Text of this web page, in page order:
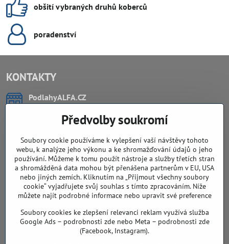
obšití vybraných druhů koberců
poradenství
KONTAKTY
PodlahyALFA​.CZ
Záříčí, ev.č. 54
768 11 Chropyně
DIČ: CZ8103114129
Sklad, vzorkovna PO TELEFONICKÉ DOMLUVĚ
Záříčí ev. č. 54
768 11 Chropyně
608 855 055
podlahyALFA​@seznam​.cz
Předvolby soukromí
Soubory cookie používáme k vylepšení vaší návštěvy tohoto
webu, k analýze jeho výkonu a ke shromažďování údajů o jeho
používání. Můžeme k tomu použít nástroje a služby třetích stran
a shromážděná data mohou být přenášena partnerům v EU, USA
nebo jiných zemích. Kliknutím na „Přijmout všechny soubory
cookie“ vyjadřujete svůj souhlas s tímto zpracováním. Níže
můžete najít podrobné informace nebo upravit své preference
Soubory cookies ke zlepšení relevanci reklam využívá služba
Google Ads – podrobnosti zde nebo Meta – podrobnosti zde
(Facebook, Instagram).